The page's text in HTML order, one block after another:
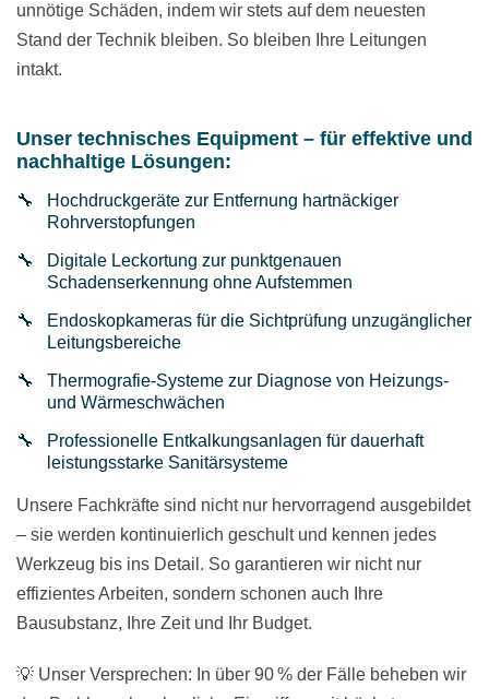
unnötige Schäden, indem wir stets auf dem neuesten
Stand der Technik bleiben. So bleiben Ihre Leitungen
intakt.
Unser technisches Equipment – für effektive und
nachhaltige Lösungen:
Hochdruckgeräte zur Entfernung hartnäckiger
Rohrverstopfungen
Digitale Leckortung zur punktgenauen
Schadenserkennung ohne Aufstemmen
Endoskopkameras für die Sichtprüfung unzugänglicher
Leitungsbereiche
Thermografie-Systeme zur Diagnose von Heizungs-
und Wärmeschwächen
Professionelle Entkalkungsanlagen für dauerhaft
leistungsstarke Sanitärsysteme
Unsere Fachkräfte sind nicht nur hervorragend ausgebildet
– sie werden kontinuierlich geschult und kennen jedes
Werkzeug bis ins Detail. So garantieren wir nicht nur
effizientes Arbeiten, sondern schonen auch Ihre
Bausubstanz, Ihre Zeit und Ihr Budget.
💡 Unser Versprechen: In über 90 % der Fälle beheben wir